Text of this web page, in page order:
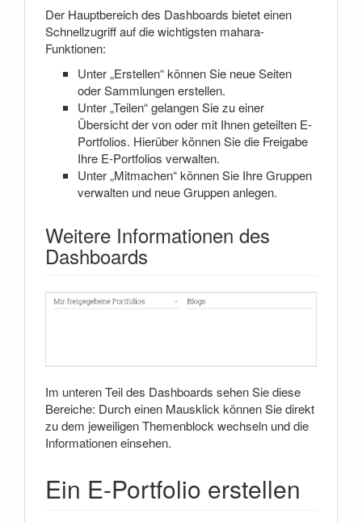
Der Hauptbereich des Dashboards bietet einen
Schnellzugriff auf die wichtigsten mahara-
Funktionen:
Unter „Erstellen“ können Sie neue Seiten
oder Sammlungen erstellen.
Unter „Teilen“ gelangen Sie zu einer
Übersicht der von oder mit Ihnen geteilten E-
Portfolios. Hierüber können Sie die Freigabe
Ihre E-Portfolios verwalten.
Unter „Mitmachen“ können Sie Ihre Gruppen
verwalten und neue Gruppen anlegen.
Weitere Informationen des
Dashboards
Im unteren Teil des Dashboards sehen Sie diese
Bereiche: Durch einen Mausklick können Sie direkt
zu dem jeweiligen Themenblock wechseln und die
Informationen einsehen.
Ein E-Portfolio erstellen